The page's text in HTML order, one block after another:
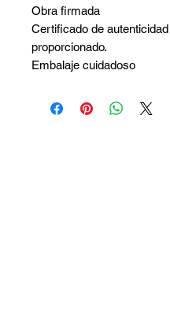
Obra firmada
Certificado de autenticidad
proporcionado.
Embalaje cuidadoso